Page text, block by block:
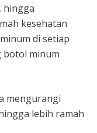
hingga
kesehatan
di setiap
botol minum
mengurangi
lebih ramah